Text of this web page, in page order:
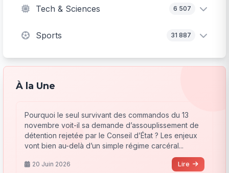
Tech & Sciences 6 507
Sports 31 887
À la Une
Pourquoi le seul survivant des commandos du 13
novembre voit-il sa demande d’assouplissement de
détention rejetée par le Conseil d’État ? Les enjeux
vont bien au-delà d’un simple régime carcéral...
20 Juin 2026 Lire